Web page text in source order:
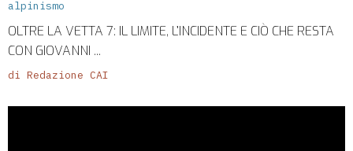
alpinismo
OLTRE LA VETTA 7: IL LIMITE, L’INCIDENTE E CIÒ CHE RESTA
CON GIOVANNI ...
di Redazione CAI